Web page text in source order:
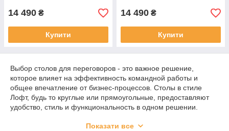
14 490 ₴
Купити
14 490 ₴
Купити
Выбор столов для переговоров - это важное решение,
которое влияет на эффективность командной работы и
общее впечатление от бизнес-процессов. Столы в стиле
Лофт, будь то круглые или прямоугольные, предоставляют
удобство, стиль и функциональность в одном решении.
офисе, инвестируя в качественные и стильные столы,
Показати все